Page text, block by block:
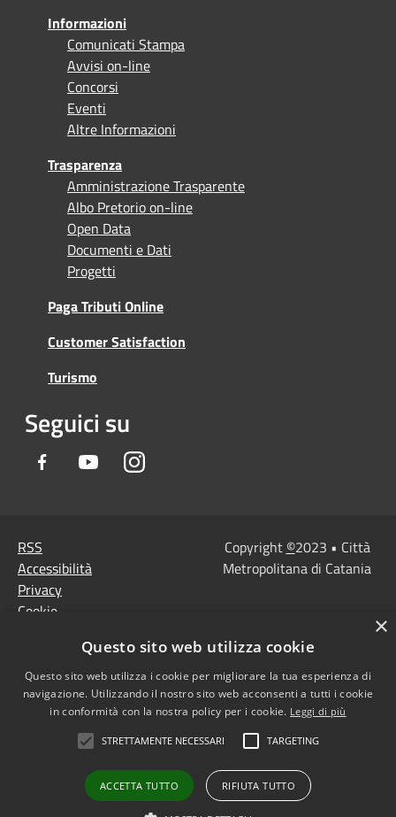
Informazioni
Comunicati Stampa
Avvisi on-line
Concorsi
Eventi
Altre Informazioni
Trasparenza
Amministrazione Trasparente
Albo Pretorio on-line
Open Data
Documenti e Dati
Progetti
Paga Tributi Online
Customer Satisfaction
Turismo
Seguici su
Facebook YoutubeInstagram
RSS
Accessibilità
Privacy
Cookie
Note Legali
Agenzia per l'Italia
digitale
accessibilità
Dichiarazione di
accessibilità PagoPa
Copyright ©2023 • Città
Metropolitana di Catania
×
Questo sito web utilizza cookie
Questo sito web utilizza i cookie per migliorare la tua esperienza di
navigazione. Utilizzando il nostro sito web acconsenti a tutti i cookie
in conformità con la nostra policy per i cookie. Leggi di più
STRETTAMENTE NECESSARI TARGETING
ACCETTA TUTTO RIFIUTA TUTTO